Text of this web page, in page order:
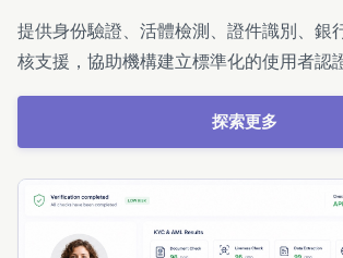
提供身份驗證、活體檢測、證件識別、銀
核支援，協助機構建立標準化的使用者認
探索更多